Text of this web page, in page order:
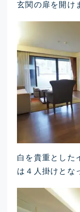
玄関の扉を開け
白を貴重とした
は４人掛けとな